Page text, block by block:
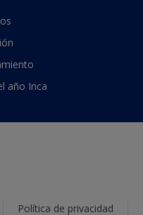
año Inca
Política de privacidad